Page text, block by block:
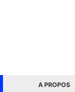
A PROPOS